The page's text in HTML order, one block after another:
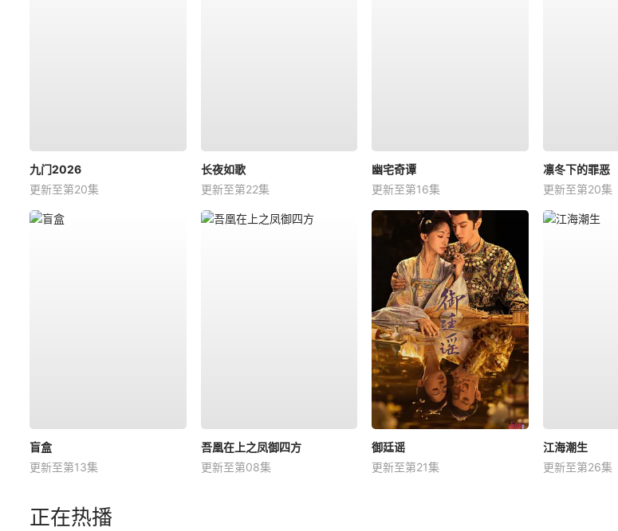
九门2026
更新至第20集
长夜如歌
更新至第22集
幽宅奇谭
更新至第16集
凛冬下的罪恶
更新至第20集
盲盒
更新至第13集
吾凰在上之凤御四方
更新至第08集
御廷谣
更新至第21集
江海潮生
更新至第26集
正在热播